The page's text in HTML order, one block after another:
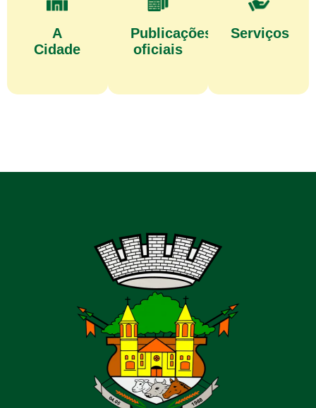
A
Cidade
Publicações
oficiais
Serviços